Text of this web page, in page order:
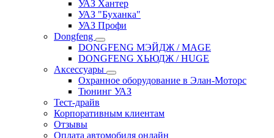
УАЗ Хантер
УАЗ "Буханка"
УАЗ Профи
Dongfeng
DONGFENG МЭЙДЖ / MAGE
DONGFENG ХЬЮДЖ / HUGE
Аксессуары
Охранное оборудование в Элан-Моторс
Тюнинг УАЗ
Тест-драйв
Корпоративным клиентам
Отзывы
Оплата автомобиля онлайн